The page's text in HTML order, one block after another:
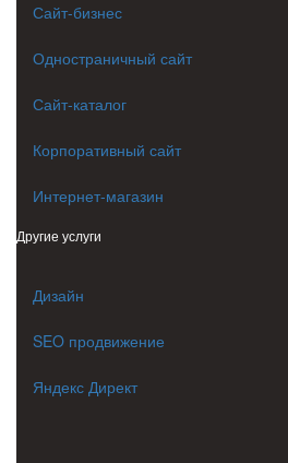
Сайт-бизнес
Одностраничный сайт
Сайт-каталог
Корпоративный сайт
Интернет-магазин
Другие услуги
Дизайн
SEO продвижение
Яндекс Директ